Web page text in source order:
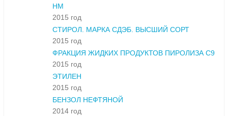
НМ
2015 год
СТИРОЛ. МАРКА СДЭБ. ВЫСШИЙ СОРТ
2015 год
ФРАКЦИЯ ЖИДКИХ ПРОДУКТОВ ПИРОЛИЗА С9
2015 год
ЭТИЛЕН
2015 год
БЕНЗОЛ НЕФТЯНОЙ
2014 год